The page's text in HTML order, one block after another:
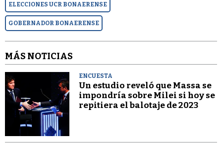
ELECCIONES UCR BONAERENSE
GOBERNADOR BONAERENSE
MÁS NOTICIAS
ENCUESTA
Un estudio reveló que Massa se
impondría sobre Milei si hoy se
repitiera el balotaje de 2023